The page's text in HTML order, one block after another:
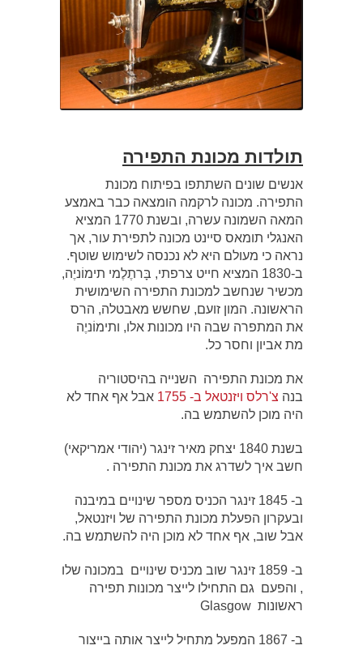
תולדות מכונת התפירה
אנשים שונים השתתפו בפיתוח מכונת
התפירה. מכונה לרקמה הומצאה כבר באמצע
המאה השמונה עשרה, ובשנת 1770 המציא
האנגלי תומאס סיינט מכונה לתפירת עור, אך
נראה כי מעולם היא לא נכנסה לשימוש שוטף.
ב-1830 המציא חייט צרפתי, בָּרתֶלֶמי תימוֹניֶה,
מכשיר שנחשב למכונת התפירה השימושית
הראשונה. המון זועם, שחשש מאבטלה, הרס
את המתפרה שבה היו מכונות אלו, ותימוֹניֶה
מת אביון וחסר כל.
את מכונת התפירה השנייה בהיסטוריה
בנה צ'רלס ויזנטאל ב- 1755
אבל אף אחד לא
היה מוכן להשתמש בה.
בשנת 1840 יצחק מאיר זינגר (יהודי אמריקאי)
חשב איך לשדרג את מכונת התפירה .
ב- 1845 זינגר הכניס מספר שינויים במיבנה
ובעקרון הפעלת מכונת התפירה של ויזנטאל,
אבל שוב, אף אחד לא מוכן היה להשתמש בה.
ב- 1859 זינגר שוב מכניס שינויים במכונה שלו
, והפעם גם התחילו לייצר מכונות תפירה
ראשונות Glasgow
ב- 1867 המפעל מתחיל לייצר אותה בייצור